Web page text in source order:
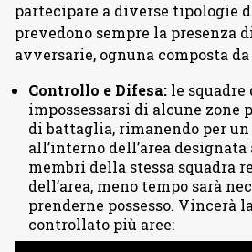
partecipare a diverse tipologie
prevedono sempre la presenza
avversarie, ognuna composta
Controllo e Difesa: le
impossessarsi di alcune zone
di battaglia, rimanendo per
all’interno dell’area designata
membri della stessa squadra
dell’area, meno tempo sarà
prenderne possesso. Vincerà
controllato più aree: